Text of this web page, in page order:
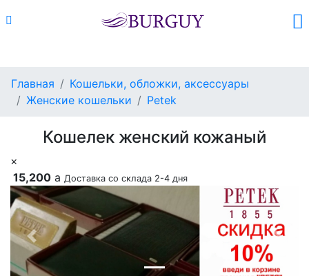
Главная
Кошельки, обложки, аксессуары
Женские кошельки
Petek
Кошелек женский кожаный
×
15,200 a Доставка со склада 2-4 дня
Previous